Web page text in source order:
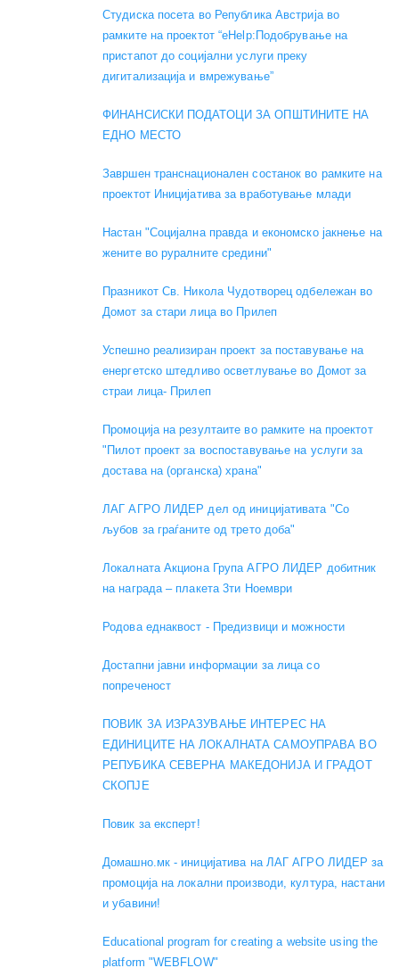
Студиска посета во Република Австрија во
рамките на проектот “eHelp:Подобрување на
пристапот до социјални услуги преку
дигитализација и вмрежување”
ФИНАНСИСКИ ПОДАТОЦИ ЗА ОПШТИНИТЕ НА
ЕДНО МЕСТО
Завршен транснационален состанок во рамките на
проектот Иницијатива за вработување млади
Настан "Социјална правда и економско јакнење на
жените во руралните средини"
Празникот Св. Никола Чудотворец одбележан во
Домот за стари лица во Прилеп
Успешно реализиран проект за поставување на
енергетско штедливо осветлување во Домот за
страи лица- Прилеп
Промоција на резултаите во рамките на проектот
"Пилот проект за воспоставување на услуги за
достава на (органска) храна"
ЛАГ АГРО ЛИДЕР дел од иницијативата "Со
љубов за граѓаните од трето доба"
Локалната Акциона Група АГРО ЛИДЕР добитник
на награда – плакета 3ти Ноември
Родова еднаквост - Предизвици и можности
Достапни јавни информации за лица со
попреченост
ПОВИК ЗА ИЗРАЗУВАЊЕ ИНТЕРЕС НА
ЕДИНИЦИТЕ НА ЛОКАЛНАТА САМОУПРАВА ВО
РЕПУБИКА СЕВЕРНА МАКЕДОНИЈА И ГРАДОТ
СКОПЈЕ
Повик за експерт!
Домашно.мк - иницијатива на ЛАГ АГРО ЛИДЕР за
промоција на локални производи, култура, настани
и убавини!
Educational program for creating a website using the
platform "WEBFLOW"